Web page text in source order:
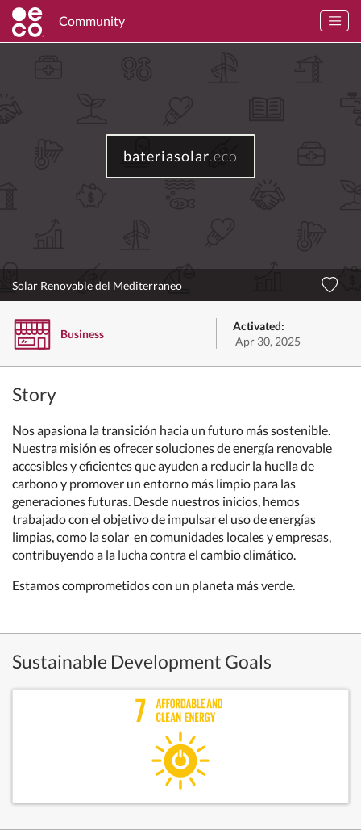
Community
bateriasolar.eco
Solar Renovable del Mediterraneo
Business
Activated:
Apr 30, 2025
Story
Nos apasiona la transición hacia un futuro más sostenible.
Nuestra misión es ofrecer soluciones de energía renovable
accesibles y eficientes que ayuden a reducir la huella de
carbono y promover un entorno más limpio para las
generaciones futuras. Desde nuestros inicios, hemos
trabajado con el objetivo de impulsar el uso de energías
limpias, como la solar en comunidades locales y empresas,
contribuyendo a la lucha contra el cambio climático.
Estamos comprometidos con un planeta más verde.
Sustainable Development Goals